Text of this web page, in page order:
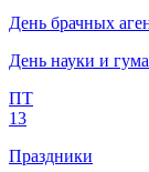
День брачных
День науки и
ПТ
13
Праздники